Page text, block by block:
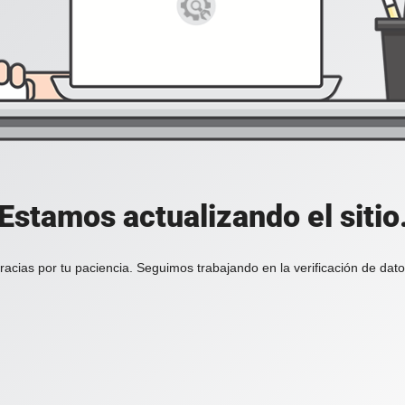
actualizando el
por tu paciencia. Seguimos trabajando en la verificación de